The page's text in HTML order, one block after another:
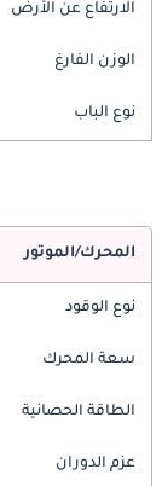
الارتفاع عن الأرض
الوزن الفارغ
نوع الباب
المحرك/الموتور
نوع الوقود
سعة المحرك
الطاقة الحصانية
عزم الدوران